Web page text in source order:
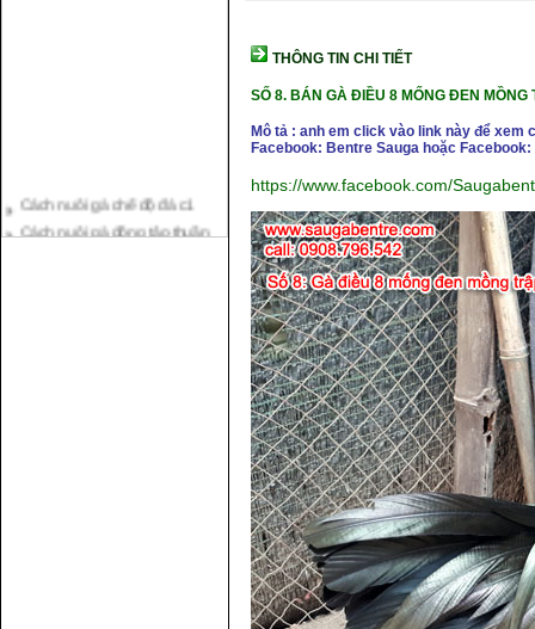
Cách nuôi gà đông tảo thuần
chủng
THÔNG TIN CHI TIẾT
SỐ 8.BÁN GÀ ĐIỀU 8 MỐNG ĐEN MỒNG
Mô tả : anh em click vào link này để
Facebook: Bentre Sauga hoặc Facebook:
https://www.facebook.com/